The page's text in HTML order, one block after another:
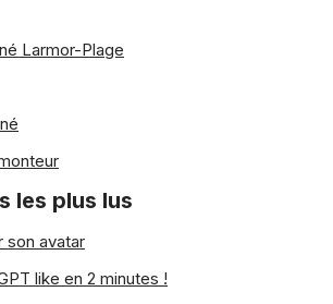
Larmor-Plage
les plus lus
son avatar
like en 2 minutes !